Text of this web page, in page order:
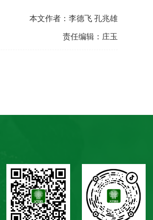
本文作者：李德飞 孔兆雄
责任编辑：庄玉